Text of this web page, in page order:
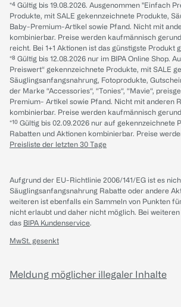
*⁴ Gültig bis 19.08.2026. Ausgenommen "Einfach
Produkte, mit SALE gekennzeichnete Produkte,
Baby-Premium-Artikel sowie Pfand. Nicht mit
kombinierbar. Preise werden kaufmännisch
reicht. Bei 1+1 Aktionen ist das günstigste Produkt
*⁸ Gültig bis 12.08.2026 nur im BIPA Online Shop.
Preiswert“ gekennzeichnete Produkte, mit SALE
Säuglingsanfangsnahrung, Fotoprodukte,
der Marke “Accessories“, “Tonies“, “Mavie“,
Premium- Artikel sowie Pfand. Nicht mit anderen
kombinierbar. Preise werden kaufmännisch
*¹⁰ Gültig bis 02.09.2026 nur auf gekennzeichnete
Rabatten und Aktionen kombinierbar. Preise
Preisliste der letzten 30 Tage
Aufgrund der EU-Richtlinie 2006/141/EG ist es
Säuglingsanfangsnahrung Rabatte oder andere
weiteren ist ebenfalls ein Sammeln von Punkten
nicht erlaubt und daher nicht möglich. Bei
das BIPA Kundenservice.
MwSt. gesenkt
Meldung möglicher illegaler Inhalte